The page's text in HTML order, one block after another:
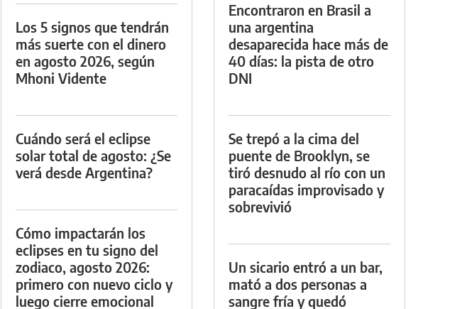
Los 5 signos que tendrán
más suerte con el dinero
en agosto 2026, según
Mhoni Vidente
Cuándo será el eclipse
solar total de agosto: ¿Se
verá desde Argentina?
Cómo impactarán los
eclipses en tu signo del
zodiaco, agosto 2026:
primero con nuevo ciclo y
luego cierre emocional
Encontraron en Brasil a
una argentina
desaparecida hace más de
40 días: la pista de otro
DNI
Se trepó a la cima del
puente de Brooklyn, se
tiró desnudo al río con un
paracaídas improvisado y
sobrevivió
Un sicario entró a un bar,
mató a dos personas a
sangre fría y quedó